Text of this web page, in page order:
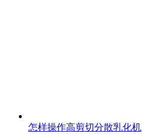
怎样操作高剪切分散乳化机